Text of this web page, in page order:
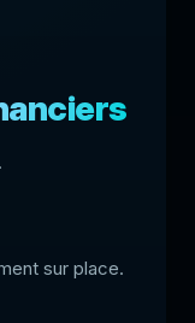
sur place.